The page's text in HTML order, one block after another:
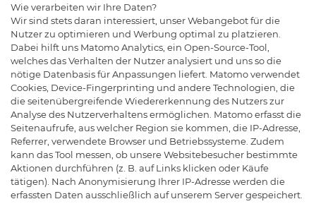
Wie verarbeiten wir Ihre Daten?
Wir sind stets daran interessiert, unser Webangebot für die
Nutzer zu optimieren und Werbung optimal zu platzieren.
Dabei hilft uns Matomo Analytics, ein Open-Source-Tool,
welches das Verhalten der Nutzer analysiert und uns so die
nötige Datenbasis für Anpassungen liefert. Matomo verwendet
Cookies, Device-Fingerprinting und andere Technologien, die
die seitenübergreifende Wiedererkennung des Nutzers zur
Analyse des Nutzerverhaltens ermöglichen. Matomo erfasst die
Seitenaufrufe, aus welcher Region sie kommen, die IP-Adresse,
Referrer, verwendete Browser und Betriebssysteme. Zudem
kann das Tool messen, ob unsere Websitebesucher bestimmte
Aktionen durchführen (z. B. auf Links klicken oder Käufe
tätigen). Nach Anonymisierung Ihrer IP-Adresse werden die
erfassten Daten ausschließlich auf unserem Server gespeichert.